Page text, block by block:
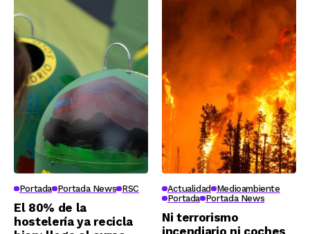
Portada Portada News RSC
El 80% de la
hostelería ya recicla
Actualidad Medioambiente
Portada Portada News
Ni terrorismo
incendiario ni coches